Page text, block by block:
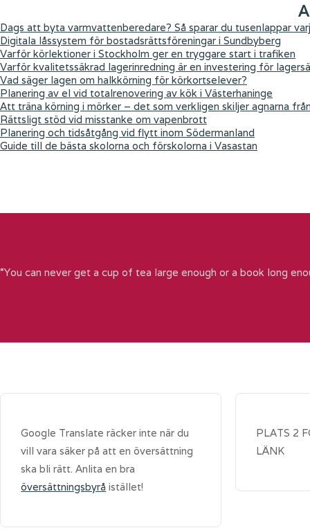
Dags att byta varmvattenberedare? Så sparar du tusenlappar
Digitala låssystem för bostadsrättsföreningar i Sundbyberg
Varför körlektioner i Stockholm ger en tryggare start i trafiken
Varför kvalitetssäkrad lagerinredning är en investering för
Vad säger lagen om halkkörning för körkortselever?
Planering av el vid totalrenovering av kök i Västerhaninge
Att träna körning i mörker – det som verkligen skiljer agnarna
Rättsligt stöd vid misstanke om vapenbrott
Planering och tidsåtgång vid flytt inom Södermanland
Guide till de bästa skolorna och förskolorna i Vasastan
“You can never get a cup of tea large enough or a book long
Google Translate räcker inte när du
vill vara säker på att en översättning
ska bli rätt. Anlita en bra
översättningsbyrå istället!
PLATS 2
LÄNK